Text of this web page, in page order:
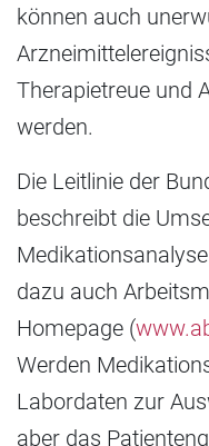
können auch
Therapietreue und
werden.
Die Leitlinie der
beschreibt die
dazu auch
Homepage (
Werden
Labordaten zur
aber das